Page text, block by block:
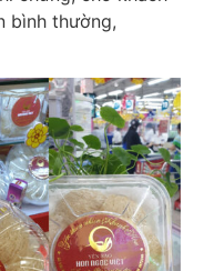
bình thường,